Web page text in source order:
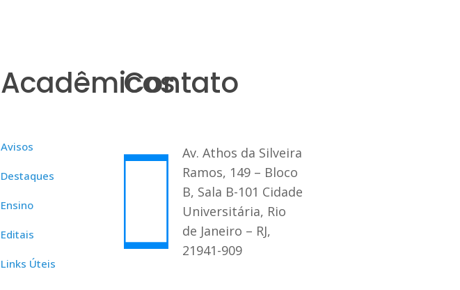
Acadêmicos
Avisos
Destaques
Ensino
Editais
Links Úteis
Contato
Av. Athos da Silveira
Ramos, 149 – Bloco
B, Sala B-101 Cidade
Universitária, Rio
de Janeiro – RJ,
21941-909